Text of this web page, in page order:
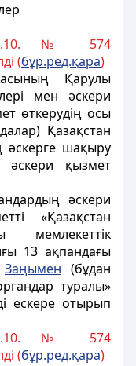
№ 574
(бұр.ред.қара)
Қарулы
мен әскери
өткерудің осы
Қазақстан
әскерге шақыру
әскери қызмет
әскери
«Қазақстан
мемлекеттік
13 ақпандағы
Заңымен (бұдан
туралы»
ескере отырып
№ 574
(бұр.ред.қара)